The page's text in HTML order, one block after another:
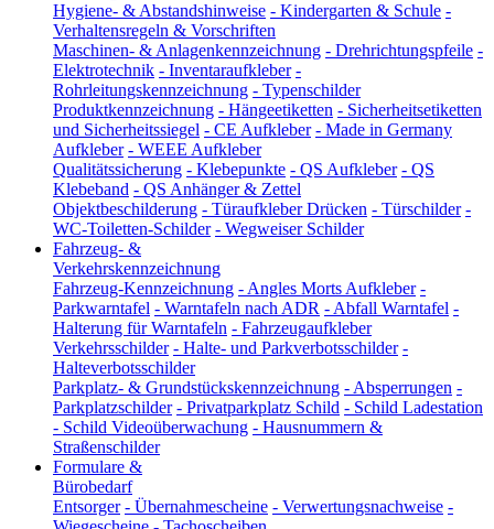
Hygiene- & Abstandshinweise - Kindergarten & Schule -
Verhaltensregeln & Vorschriften
Maschinen- & Anlagenkennzeichnung - Drehrichtungspfeile -
Elektrotechnik - Inventaraufkleber -
Rohrleitungskennzeichnung - Typenschilder
Produktkennzeichnung - Hängeetiketten - Sicherheitsetiketten
und Sicherheitssiegel - CE Aufkleber - Made in Germany
Aufkleber - WEEE Aufkleber
Qualitätssicherung - Klebepunkte - QS Aufkleber - QS
Klebeband - QS Anhänger & Zettel
Objektbeschilderung - Türaufkleber Drücken - Türschilder -
WC-Toiletten-Schilder - Wegweiser Schilder
Fahrzeug- &
Verkehrskennzeichnung
Fahrzeug-Kennzeichnung - Angles Morts Aufkleber -
Parkwarntafel - Warntafeln nach ADR - Abfall Warntafel -
Halterung für Warntafeln - Fahrzeugaufkleber
Verkehrsschilder - Halte- und Parkverbotsschilder -
Halteverbotsschilder
Parkplatz- & Grundstückskennzeichnung - Absperrungen -
Parkplatzschilder - Privatparkplatz Schild - Schild Ladestation
- Schild Videoüberwachung - Hausnummern &
Straßenschilder
Formulare &
Bürobedarf
Entsorger - Übernahmescheine - Verwertungsnachweise -